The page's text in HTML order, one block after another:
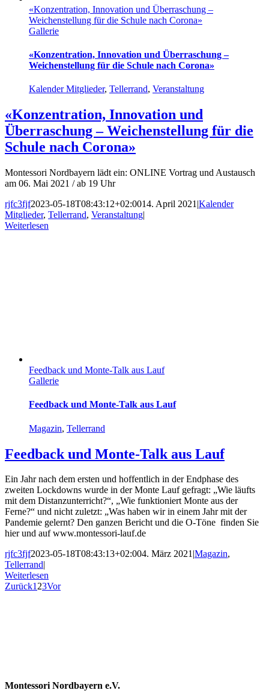
«Konzentration, Innovation und Überraschung –
Weichenstellung für die Schule nach Corona»
Gallerie
«Konzentration, Innovation und Überraschung –
Weichenstellung für die Schule nach Corona»
Kalender Mitglieder, Tellerrand, Veranstaltung
«Konzentration, Innovation und
Überraschung – Weichenstellung für die
Schule nach Corona»
Montessori Nordbayern lädt ein: ONLINE Vortrag und Austausch
am 06. Mai 2021 / ab 19 Uhr
rjfc3fjf2023-05-18T08:43:12+02:0014. April 2021 |Kalender
Mitglieder, Tellerrand, Veranstaltung|
Weiterlesen
Feedback und Monte-Talk aus Lauf
Gallerie
Feedback und Monte-Talk aus Lauf
Magazin, Tellerrand
Feedback und Monte-Talk aus Lauf
Ein Jahr nach dem ersten und hoffentlich in der Endphase des
zweiten Lockdowns wurde in der Monte Lauf gefragt: „Wie läufts
mit dem Distanzunterricht?“, „Wie funktioniert Monte aus der
Ferne?“ und nicht zuletzt: „Was haben wir in einem Jahr mit der
Pandemie gelernt? Den ganzen Bericht und die O-Töne finden Sie
hier und auf www.montessori-lauf.de
rjfc3fjf2023-05-18T08:43:13+02:004. März 2021|Magazin,
Tellerrand|
Weiterlesen
Zurück123Vor
Montessori Nordbayern e.V.